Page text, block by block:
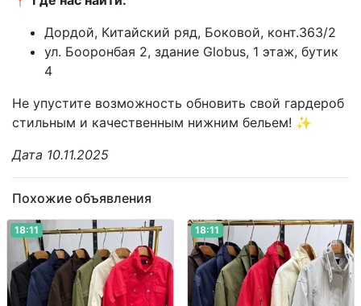
Дордой, Китайский ряд, Боковой, конт.363/2
ул. Бооронбая 2, здание Globus, 1 этаж, бутик
4
Не упустите возможность обновить свой гардероб
стильным и качественным нижним бельем! ✨
Дата 10.11.2025
Похожие объявления
18:11 18:11